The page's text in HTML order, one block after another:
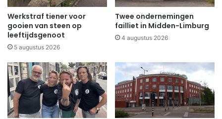
Werkstraf tiener voor
gooien van steen op
leeftijdsgenoot
5 augustus 2026
Twee ondernemingen
failliet in Midden-Limburg
4 augustus 2026